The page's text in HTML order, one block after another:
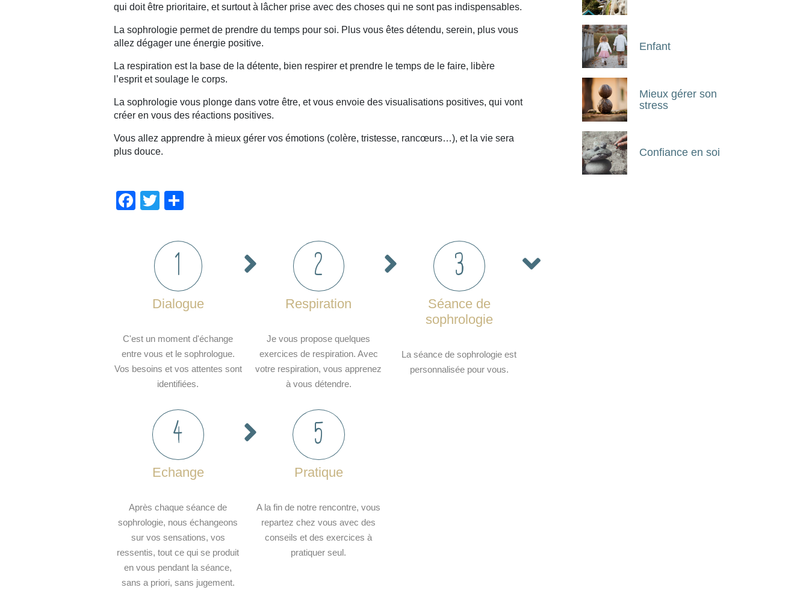
qui doit être prioritaire, et surtout à lâcher prise avec des choses qui ne sont pas indispensables.
La sophrologie permet de prendre du temps pour soi. Plus vous êtes détendu, serein, plus vous
allez dégager une énergie positive.
La respiration est la base de la détente, bien respirer et prendre le temps de le faire, libère
l’esprit et soulage le corps.
La sophrologie vous plonge dans votre être, et vous envoie des visualisations positives, qui vont
créer en vous des réactions positives.
Vous allez apprendre à mieux gérer vos émotions (colère, tristesse, rancœurs…), et la vie sera
plus douce.
Facebook
Twitter
1
Dialogue
C'est un moment d'échange
entre vous et le sophrologue.
Vos besoins et vos attentes sont
identifiées.
2
Respiration
Je vous propose quelques
exercices de respiration. Avec
votre respiration, vous apprenez
à vous détendre.
3
Séance de
sophrologie
La séance de sophrologie est
personnalisée pour vous.
4
Echange
Après chaque séance de
sophrologie, nous échangeons
sur vos sensations, vos
ressentis, tout ce qui se produit
en vous pendant la séance,
sans a priori, sans jugement.
5
Pratique
A la fin de notre rencontre, vous
repartez chez vous avec des
conseils et des exercices à
pratiquer seul.
Enfant
Mieux gérer son
stress
Confiance en soi